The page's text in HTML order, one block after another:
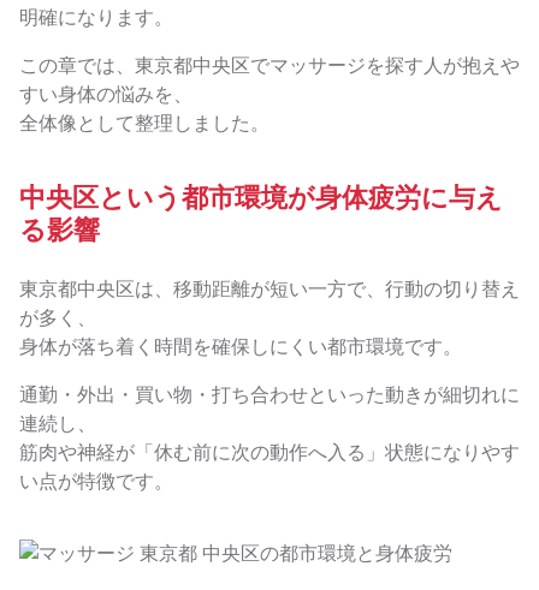
明確になります。
この章では、東京都中央区でマッサージを探す人が抱えや
すい身体の悩みを、
全体像として整理しました。
中央区という都市環境が身体疲労に与え
る影響
東京都中央区は、移動距離が短い一方で、行動の切り替え
が多く、
身体が落ち着く時間を確保しにくい都市環境です。
通勤・外出・買い物・打ち合わせといった動きが細切れに
連続し、
筋肉や神経が「休む前に次の動作へ入る」状態になりやす
い点が特徴です。